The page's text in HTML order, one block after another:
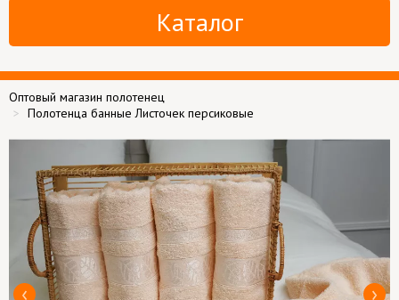
Каталог
Оптовый магазин полотенец
Полотенца банные Листочек персиковые